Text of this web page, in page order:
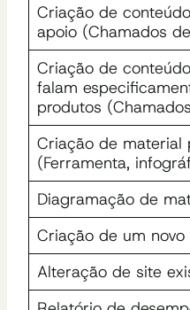
Criação de
apoio (Chamados
Criação de
falam
produtos
Criação de material
(Ferramenta,
Diagramação de
Criação de um novo
Alteração de site